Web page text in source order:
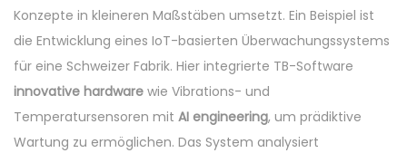
Konzepte in kleineren Maßstäben umsetzt. Ein Beispiel ist
die Entwicklung eines IoT-basierten Überwachungssystems
für eine Schweizer Fabrik. Hier integrierte TB-Software
innovative hardware wie Vibrations- und
Temperatursensoren mit AI engineering, um prädiktive
Wartung zu ermöglichen. Das System analysiert